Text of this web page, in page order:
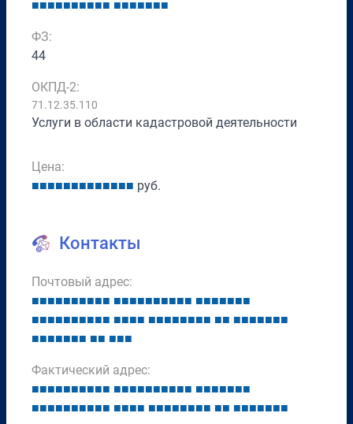
■■■■■■■■■■ ■■■■■■■
ФЗ:
44
ОКПД-2:
71.12.35.110
Услуги в области кадастровой деятельности
Цена:
■■■■■■■■■■■■■ руб.
Контакты
Почтовый адрес:
■■■■■■■■■■ ■■■■■■■■■■ ■■■■■■■
■■■■■■■■■■ ■■■■ ■■■■■■■■ ■■ ■■■■■■■
■■■■■■■ ■■ ■■■
Фактический адрес:
■■■■■■■■■■ ■■■■■■■■■■ ■■■■■■■
■■■■■■■■■■ ■■■■ ■■■■■■■■ ■■ ■■■■■■■